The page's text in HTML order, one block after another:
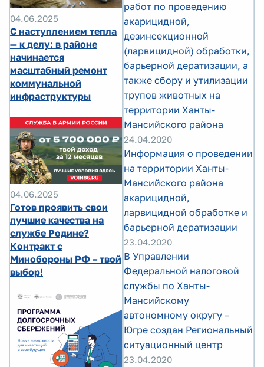
04.06.2025
С наступлением тепла
— к делу: в районе
начинается
масштабный ремонт
коммунальной
инфраструктуры
04.06.2025
Готов проявить свои
лучшие качества на
службе Родине?
Контракт с
Минобороны РФ – твой
выбор!
работ по проведению
акарицидной,
дезинсекционной
(ларвицидной) обработки,
барьерной дератизации, а
также сбору и утилизации
трупов животных на
территории Ханты-
Мансийского района
24.04.2020
Информация о проведении
на территории Ханты-
Мансийского района
акарицидной,
ларвицидной обработке и
барьерной дератизации
23.04.2020
В Управлении
Федеральной налоговой
службы по Ханты-
Мансийскому
автономному округу –
Югре создан Региональный
ситуационный центр
23.04.2020